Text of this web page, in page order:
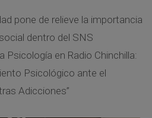
pone de relieve la importancia
dentro del SNS
Psicología en Radio Chinchilla:
Psicológico ante el
Adicciones”